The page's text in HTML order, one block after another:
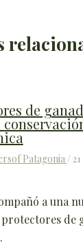
de
Patagonia/
a una
de